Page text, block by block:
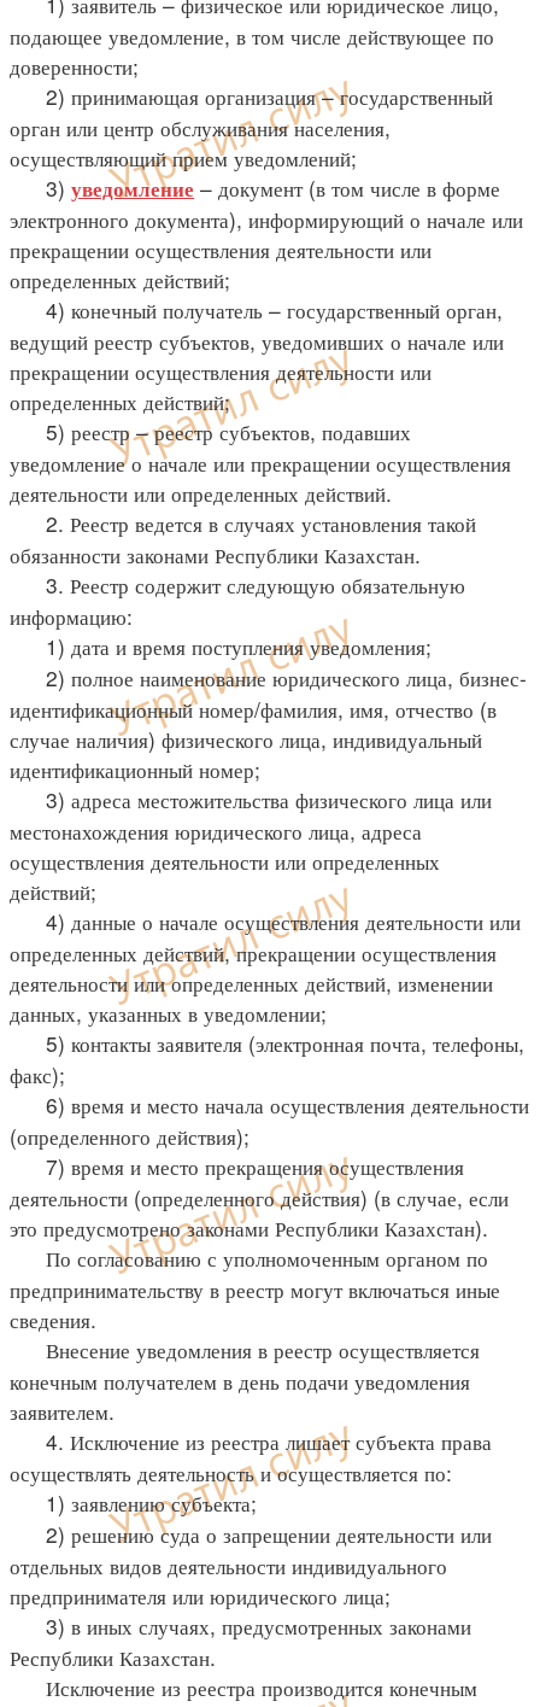
подающее уведомление, в том числе действующее по
доверенности;
2) принимающая организация – государственный
орган или центр обслуживания населения,
осуществляющий прием уведомлений;
3) уведомление – документ (в том числе в форме
электронного документа), информирующий о начале или
прекращении осуществления деятельности или
определенных действий;
4) конечный получатель – государственный орган,
ведущий реестр субъектов, уведомивших о начале или
прекращении осуществления деятельности или
определенных действий;
5) реестр – реестр субъектов, подавших
уведомление о начале или прекращении осуществления
деятельности или определенных действий.
2. Реестр ведется в случаях установления такой
обязанности законами Республики Казахстан.
3. Реестр содержит следующую обязательную
информацию:
1) дата и время поступления уведомления;
2) полное наименование юридического лица, бизнес-
идентификационный номер/фамилия, имя, отчество (в
случае наличия) физического лица, индивидуальный
идентификационный номер;
3) адреса местожительства физического лица или
местонахождения юридического лица, адреса
осуществления деятельности или определенных
действий;
4) данные о начале осуществления деятельности или
определенных действий, прекращении осуществления
деятельности или определенных действий, изменении
данных, указанных в уведомлении;
5) контакты заявителя (электронная почта, телефоны,
факс);
6) время и место начала осуществления деятельности
(определенного действия);
7) время и место прекращения осуществления
деятельности (определенного действия) (в случае, если
это предусмотрено законами Республики Казахстан).
По согласованию с уполномоченным органом по
предпринимательству в реестр могут включаться иные
сведения.
Внесение уведомления в реестр осуществляется
конечным получателем в день подачи уведомления
заявителем.
4. Исключение из реестра лишает субъекта права
осуществлять деятельность и осуществляется по:
1) заявлению субъекта;
2) решению суда о запрещении деятельности или
отдельных видов деятельности индивидуального
предпринимателя или юридического лица;
3) в иных случаях, предусмотренных законами
Республики Казахстан.
Исключение из реестра производится конечным